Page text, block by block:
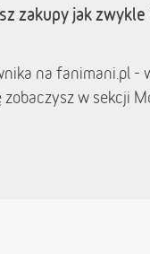
zakupy jak zwykle
na fanimani.pl -
w sekcji